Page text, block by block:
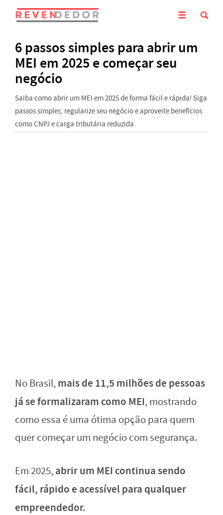
6 passos simples para abrir um
MEI em 2025 e começar seu
negócio
Saiba como abrir um MEI em 2025 de forma fácil e rápida! Siga
passos simples, regularize seu negócio e aproveite benefícios
como CNPJ e carga tributária reduzida.
No Brasil, mais de 11,5 milhões de pessoas
já se formalizaram como MEI, mostrando
como essa é uma ótima opção para quem
quer começar um negócio com segurança.
Em 2025, abrir um MEI continua sendo
fácil, rápido e acessível para qualquer
empreendedor.